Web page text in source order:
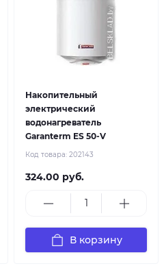
Накопительный
электрический
водонагреватель
Garanterm ES 50-V
Код товара: 202143
324.00 руб.
В корзину